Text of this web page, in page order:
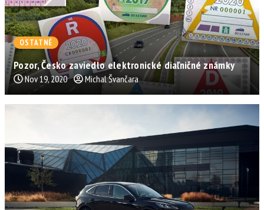
OSTATNÉ
Pozor, Česko zaviedlo elektronické diaľničné známky
Nov 19, 2020 Michal Švančara